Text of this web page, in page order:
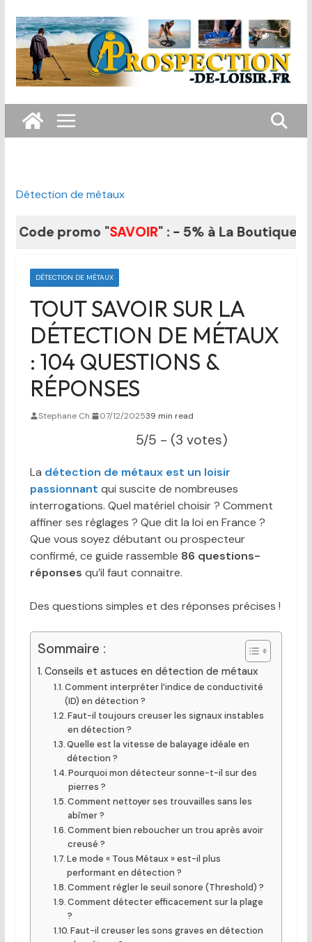
au
contenu
Détection de métaux
promo "SAVOIR" : - 5% à La Boutique du
DÉTECTION DE MÉTAUX
TOUT SAVOIR SUR LA
DÉTECTION DE MÉTAUX
: 104 QUESTIONS &
RÉPONSES
Stephane Ch. 07/12/202539 min read
5/5 - (3 votes)
La détection de métaux est un loisir
passionnant qui suscite de nombreuses
interrogations. Quel matériel choisir ? Comment
affiner ses réglages ? Que dit la loi en France ?
Que vous soyez débutant ou prospecteur
confirmé, ce guide rassemble 86 questions-
réponses qu’il faut connaitre.
Des questions simples et des réponses précises !
Sommaire :
Conseils et astuces en détection de métaux
Comment interpréter l’indice de conductivité
(ID) en détection ?
Faut-il toujours creuser les signaux instables
en détection ?
Quelle est la vitesse de balayage idéale en
détection ?
Pourquoi mon détecteur sonne-t-il sur des
pierres ?
Comment nettoyer ses trouvailles sans les
abîmer ?
Comment bien reboucher un trou après avoir
creusé ?
Le mode « Tous Métaux » est-il plus
performant en détection ?
Comment régler le seuil sonore (Threshold) ?
Comment détecter efficacement sur la plage
?
Faut-il creuser les sons graves en détection